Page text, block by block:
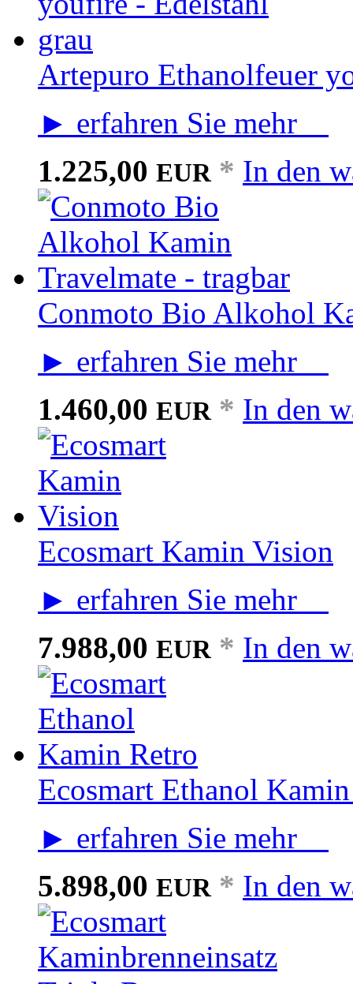
Artepuro Ethanolfeuer
► erfahren Sie mehr
1.225,00 EUR * In den
Conmoto Bio Alkohol
► erfahren Sie mehr
1.460,00 EUR * In den
Ecosmart Kamin Vision
► erfahren Sie mehr
7.988,00 EUR * In den
Ecosmart Ethanol
► erfahren Sie mehr
5.898,00 EUR * In den